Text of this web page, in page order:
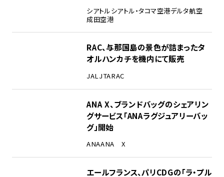
シアトルシアトル・タコマ空港デルタ航空
成田空港
RAC、与那国島の景色が詰まったタ
オルハンカチを機内にて販売
JALJTARAC
ANA X、ブランドバッグのシェアリン
グサービス「ANAラグジュアリーバッ
グ」開始
ANAANA X
エールフランス、パリCDGの「ラ・プル